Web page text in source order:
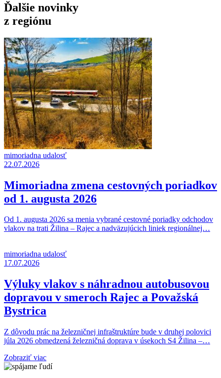
Ďalšie novinky
z regiónu
mimoriadna udalosť
22.07.2026
Mimoriadna zmena cestovných poriadkov
od 1. augusta 2026
Od 1. augusta 2026 sa menia vybrané cestovné poriadky odchodov
vlakov na trati Žilina – Rajec a nadväzujúcich liniek regionálnej…
mimoriadna udalosť
17.07.2026
Výluky vlakov s náhradnou autobusovou
dopravou v smeroch Rajec a Považská
Bystrica
Z dôvodu prác na železničnej infraštruktúre bude v druhej polovici
júla 2026 obmedzená železničná doprava v úsekoch S4 Žilina –…
Zobraziť viac